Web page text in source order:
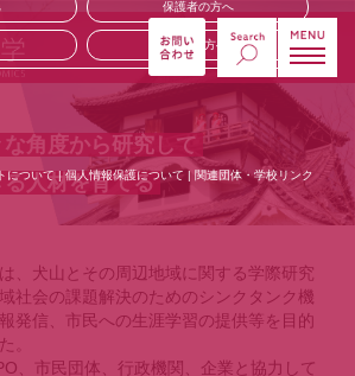
保護者の方へ
企業の方へ
について|個人情報保護について | 関連団体・学校リンク
角度から研究して
人材を育てる
、犬山とその周辺地域に関する学際研究
社会の課題解決のためのシンクタンク機
発信、市民への生涯学習の提供等を目的
。
、市民団体、行政機関、企業と協力して